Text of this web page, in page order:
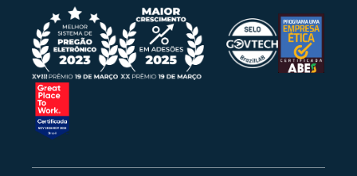
05/07/2023 19:29:27 | Sistema
Intenção de recurso foi indeferida para o item
0007.
05/07/2023 19:25:44 | Sistema
O Pregoeiro adicionou o arquivo (DECLÍNIO DE
INTENÇÃO DE RECURSO - ITEM 07.pdf) em